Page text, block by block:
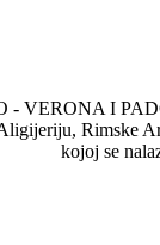
VERONA I
Rimske
kojoj se